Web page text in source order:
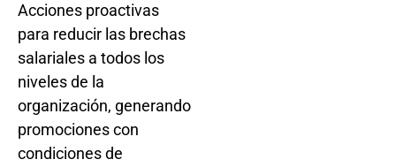
Acciones proactivas
para reducir las brechas
salariales a todos los
niveles de la
organización, generando
promociones con
condiciones de